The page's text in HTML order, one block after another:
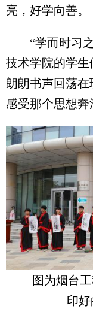
亮，好学向善。
“学而时习之
技术学院的学生
朗朗书声回荡在
感受那个思想奔
图为烟台
印